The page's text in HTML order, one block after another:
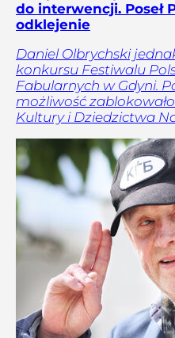
do interwencji. Poseł
odklejenie
Daniel Olbrychski
konkursu Festiwalu
Fabularnych w Gdyni.
możliwość
Kultury i Dziedzictwa